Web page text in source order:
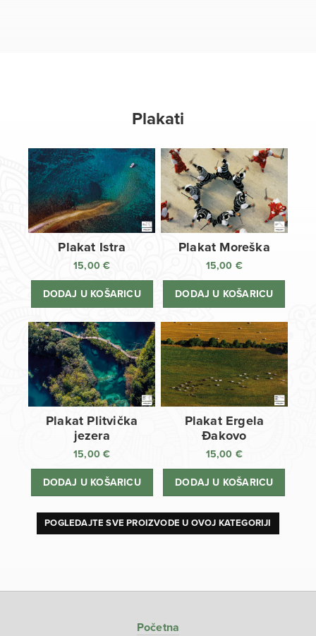
Plakati
Plakat Istra
15,00€
DODAJ U KOŠARICU
Plakat Moreška
15,00 €
DODAJ U KOŠARICU
Plakat Plitvička
jezera
15,00€
DODAJ U KOŠARICU
Plakat Ergela
Đakovo
15,00 €
DODAJ U KOŠARICU
POGLEDAJTE SVE PROIZVODE U OVOJ KATEGORIJI
Početna